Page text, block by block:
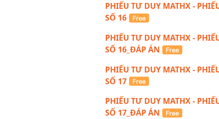
PHIẾU TƯ DUY MATHX -
SỐ 16
PHIẾU TƯ DUY MATHX -
SỐ 16_ĐÁP ÁN
PHIẾU TƯ DUY MATHX -
SỐ 17
PHIẾU TƯ DUY MATHX -
SỐ 17_ĐÁP ÁN